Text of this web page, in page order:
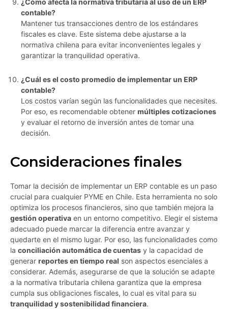
¿Cómo afecta la normativa tributaria al uso de un ERP
contable?
Mantener tus transacciones dentro de los estándares
fiscales es clave. Este sistema debe ajustarse a la
normativa chilena para evitar inconvenientes legales y
garantizar la tranquilidad operativa.
¿Cuál es el costo promedio de implementar un ERP
contable?
Los costos varían según las funcionalidades que necesites.
Por eso, es recomendable obtener múltiples cotizaciones
y evaluar el retorno de inversión antes de tomar una
decisión.
Consideraciones finales
Tomar la decisión de implementar un ERP contable es un paso
crucial para cualquier PYME en Chile. Esta herramienta no solo
optimiza los procesos financieros, sino que también mejora la
gestión operativa en un entorno competitivo. Elegir el sistema
adecuado puede marcar la diferencia entre avanzar y
quedarte en el mismo lugar. Por eso, las funcionalidades como
la conciliación automática de cuentas y la capacidad de
generar reportes en tiempo real son aspectos esenciales a
considerar. Además, asegurarse de que la solución se adapte
a la normativa tributaria chilena garantiza que la empresa
cumpla sus obligaciones fiscales, lo cual es vital para su
tranquilidad y sostenibilidad financiera.